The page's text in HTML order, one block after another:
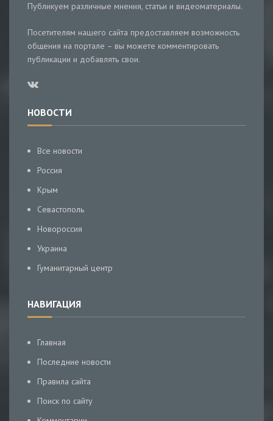
Публикуем различные мнения, статьи и видеоматериалы.
Посетителям нашего сайта предоставляем возможность
общения на портале – вы можете комментировать
публикации и добавлять свои.
НОВОСТИ
Все новости
Россия
Крым
Севастополь
Новороссия
Украина
Гуманитарный центр
НАВИГАЦИЯ
Главная
Последние новости
Правила сайта
Поиск по сайту